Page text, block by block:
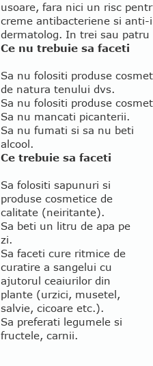
usoare, fara nici un risc
creme antibacteriene si
dermatolog. In trei sau
Ce nu trebuie sa faceti
Sa nu folositi produse
de natura tenului dvs.
Sa nu folositi produse
Sa nu mancati picanterii.
Sa nu fumati si sa nu beti
alcool.
Ce trebuie sa faceti
Sa folositi sapunuri si
produse cosmetice de
calitate (neiritante).
Sa beti un litru de apa pe
zi.
Sa faceti cure ritmice de
curatire a sangelui cu
ajutorul ceaiurilor din
plante (urzici, musetel,
salvie, cicoare etc.).
Sa preferati legumele si
fructele, carnii.